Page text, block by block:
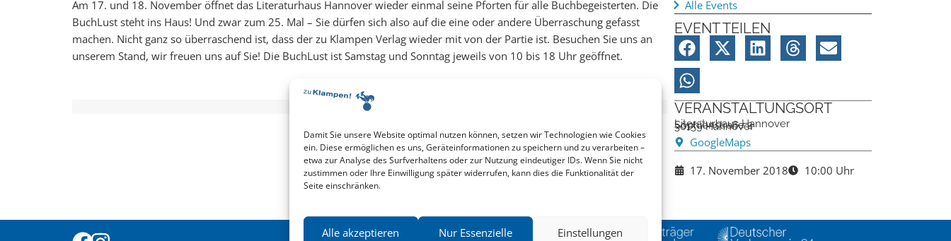
Damit Sie unsere Website optimal nutzen können, setzen wir Technologien wie Cookies
ein. Diese ermöglichen es uns, Geräteinformationen zu speichern und zu verarbeiten –
etwa zur Analyse des Surfverhaltens oder zur Nutzung eindeutiger IDs. Wenn Sie nicht
zustimmen oder Ihre Einwilligung später widerrufen, kann dies die Funktionalität der
Seite einschränken.
Alle akzeptieren Nur Essenzielle Einstellungen
Am 17. und 18. November öffnet das Literaturhaus Hannover wieder einmal seine Pforten für alle Buchbegeisterten. Die
BuchLust steht ins Haus! Und zwar zum 25. Mal – Sie dürfen sich also auf die eine oder andere Überraschung gefasst
machen. Nicht ganz so überraschend ist, dass der zu Klampen Verlag wieder mit von der Partie ist. Besuchen Sie uns an
unserem Stand, wir freuen uns auf Sie! Die BuchLust ist Samstag und Sonntag jeweils von 10 bis 18 Uhr geöffnet.
Alle Events
EVENT TEILEN
VERANSTALTUNGSORT
Literaturhaus Hannover
Sophienstraße 2
30159 Hannover
GoogleMaps
17. November 2018
10:00 Uhr